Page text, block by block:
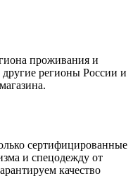
проживания и
другие регионы России и
сертифицированные
и спецодежду от
качество